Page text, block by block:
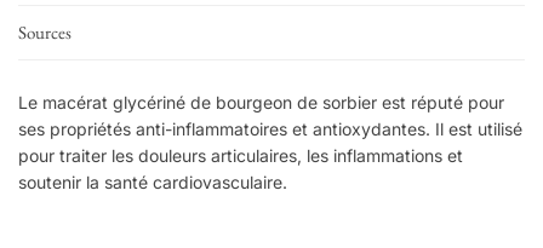
Sources
Le macérat glycériné de bourgeon de sorbier est réputé pour
ses propriétés anti-inflammatoires et antioxydantes. Il est utilisé
pour traiter les douleurs articulaires, les inflammations et
soutenir la santé cardiovasculaire.